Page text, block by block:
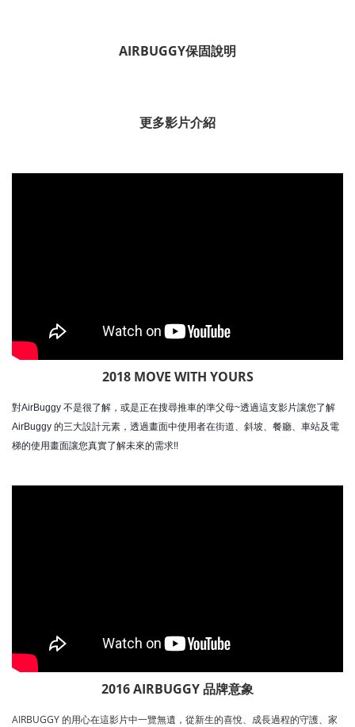
AIRBUGGY保固說明
更多影片介紹
2018 MOVE WITH YOURS
對AirBuggy 不是很了解，或是正在搜尋推車的準父母~透過這支影片讓您了解
AirBuggy 的三大設計元素，透過畫面中使用者在街道、斜坡、餐廳、車站及電
梯的使用畫面讓您真實了解未來的需求!!
2016 AIRBUGGY 品牌意象
AIRBUGGY 的用心在這影片中一覽無遺，從新生的喜悅、成長過程的守護、家